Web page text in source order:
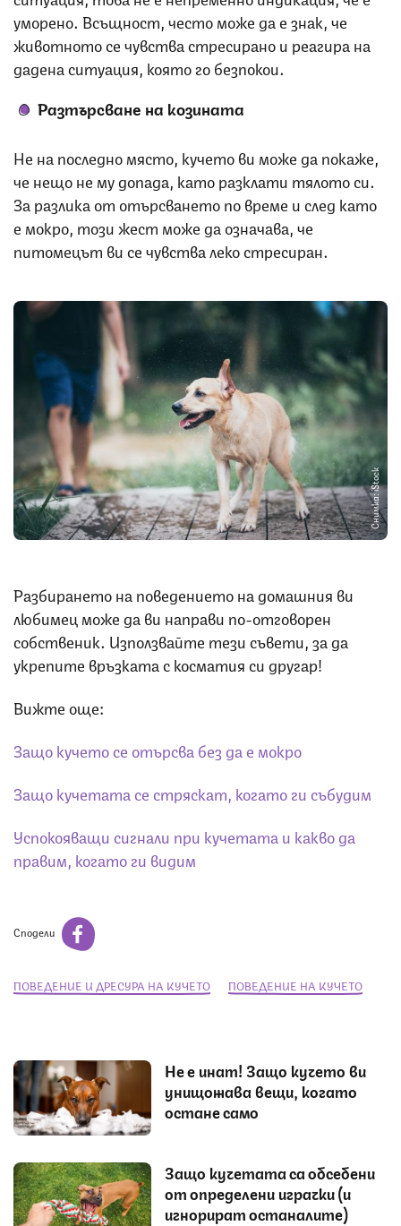
уморено. Всъщност, често може да е знак, че
животното се чувства стресирано и реагира на
дадена ситуация, която го безпокои.
Разтърсване на козината
Не на последно място, кучето ви може да покаже,
че нещо не му допада, като разклати тялото си.
За разлика от отърсването по време и след като
е мокро, този жест може да означава, че
питомецът ви се чувства леко стресиран.
Снимка: iStock
Разбирането на поведението на домашния ви
любимец може да ви направи по-отговорен
собственик. Използвайте тези съвети, за да
укрепите връзката с косматия си другар!
Вижте още:
Защо кучето се отърсва без да е мокро
Защо кучетата се стряскат, когато ги събудим
Успокояващи сигнали при кучетата и какво да
правим, когато ги видим
Сподели
ПОВЕДЕНИЕ И ДРЕСУРА НА КУЧЕТО ПОВЕДЕНИЕ НА КУЧЕТО
Не е инат! Защо кучето ви
унищожава вещи, когато
остане само
Защо кучетата са обсебени
от определени играчки (и
игнорират останалите)